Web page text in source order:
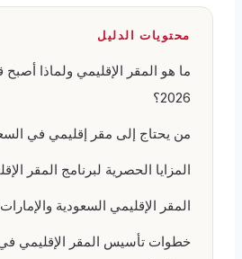
محتويات الدليل
ما هو المقر الإقليمي ولماذا أصبح
2026؟
من يحتاج إلى مقر إقليمي في
المزايا الحصرية لبرنامج المقر
المقر الإقليمي السعودية
خطوات تأسيس المقر الإقليمي